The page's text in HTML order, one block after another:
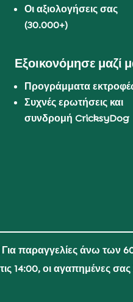
Οι αξιολογήσεις σας
(30.000+)
Εξοικονόμησε μαζί
Προγράμματα
Συχνές ερωτήσεις και
συνδρομή CricksyDog
Για παραγγελίες άνω των
14:00, οι αγαπημένες